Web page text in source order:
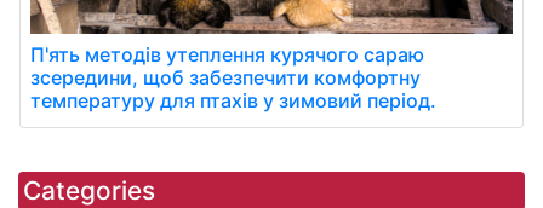
П'ять методів утеплення курячого сараю
зсередини, щоб забезпечити комфортну
температуру для птахів у зимовий період.
Categories